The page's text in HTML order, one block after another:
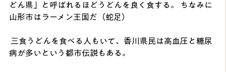
どん県」と呼ばれるほどうどんを良く食する。 ちなみに
山形市はラーメン王国だ（蛇足）
病が多いという都市伝説もある。